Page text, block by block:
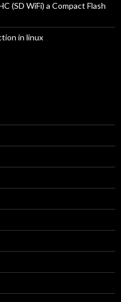
(SD WiFi) a Compact Flash
in linux